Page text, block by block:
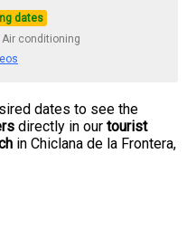
dates
Air conditioning
dates to see the
directly in our tourist
in Chiclana de la Frontera,